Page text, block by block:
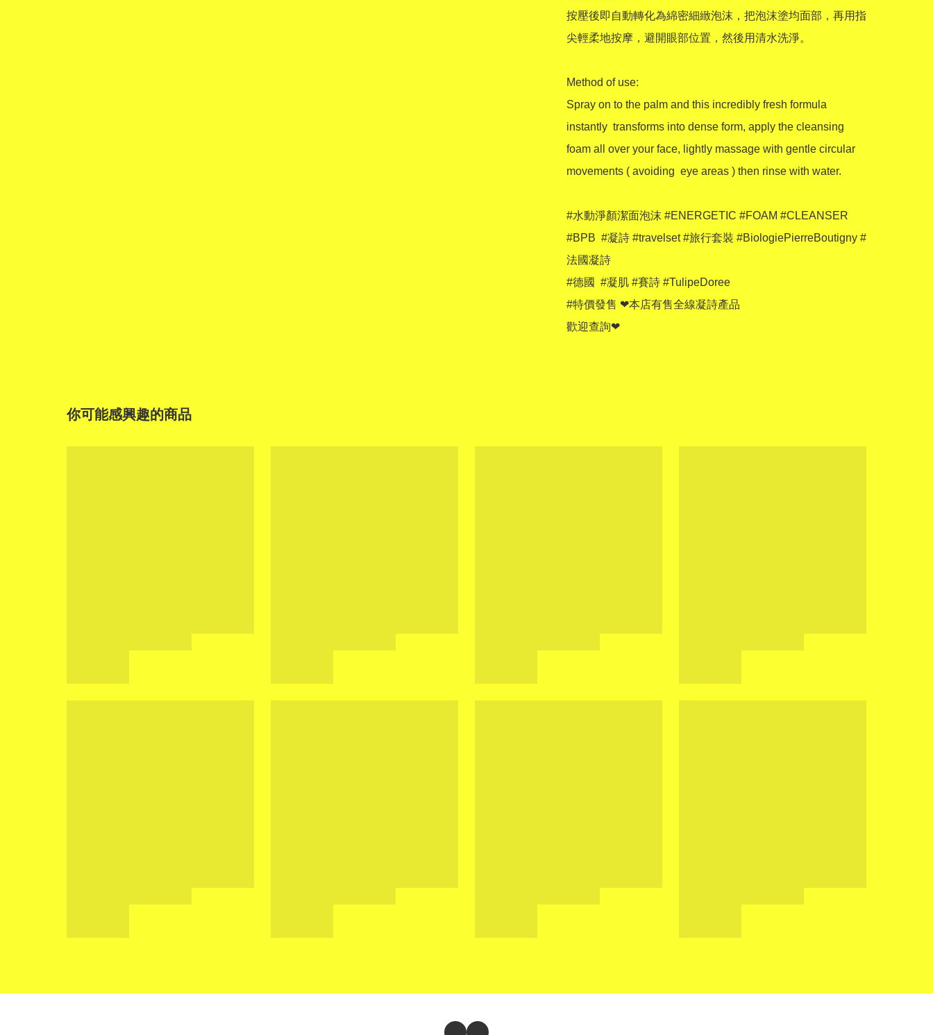
按壓後即自動轉化為綿密細緻泡沫，把泡沫塗均面部，再用指
尖輕柔地按摩，避開眼部位置，然後用清水洗淨。
Method of use:
Spray on to the palm and this incredibly fresh formula
instantly  transforms into dense form, apply the cleansing
foam all over your face, lightly massage with gentle circular
movements ( avoiding  eye areas ) then rinse with water.
#水動淨顏潔面泡沫 #ENERGETIC #FOAM #CLEANSER
#BPB  #凝詩 #travelset #旅行套裝 #BiologiePierreBoutigny #
法國凝詩
#德國  #凝肌 #賽詩 #TulipeDoree
#特價發售 ❤本店有售全線凝詩產品
歡迎查詢❤
你可能感興趣的商品